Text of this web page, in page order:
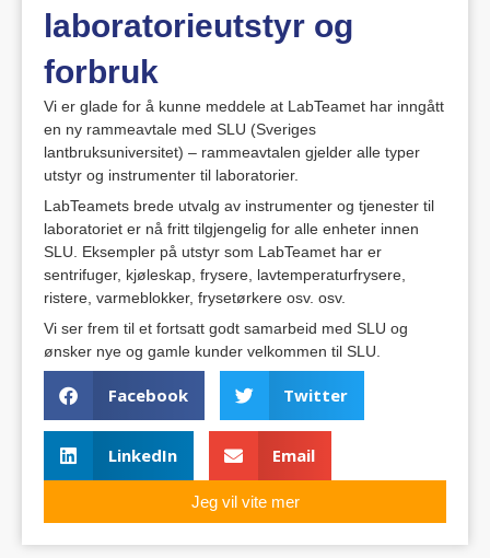
laboratorieutstyr og
forbruk
Vi er glade for å kunne meddele at LabTeamet har inngått
en ny rammeavtale med SLU (Sveriges
lantbruksuniversitet) – rammeavtalen gjelder alle typer
utstyr og instrumenter til laboratorier.
LabTeamets brede utvalg av instrumenter og tjenester til
laboratoriet er nå fritt tilgjengelig for alle enheter innen
SLU. Eksempler på utstyr som LabTeamet har er
sentrifuger, kjøleskap, frysere, lavtemperaturfrysere,
ristere, varmeblokker, frysetørkere osv. osv.
Vi ser frem til et fortsatt godt samarbeid med SLU og
ønsker nye og gamle kunder velkommen til SLU.
Facebook Twitter
LinkedIn Email
Jeg vil vite mer